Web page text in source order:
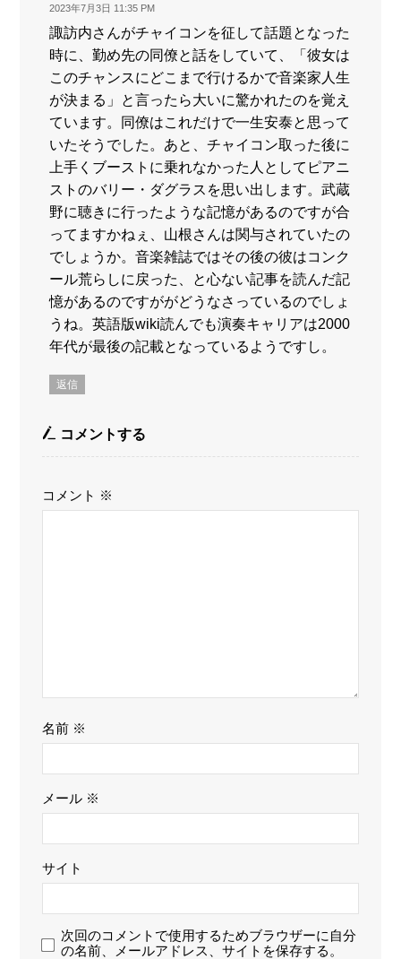
2023年7月3日 11:35 PM
諏訪内さんがチャイコンを征して話題となった
時に、勤め先の同僚と話をしていて、「彼女は
このチャンスにどこまで行けるかで音楽家人生
が決まる」と言ったら大いに驚かれたのを覚え
ています。同僚はこれだけで一生安泰と思って
いたそうでした。あと、チャイコン取った後に
上手くブーストに乗れなかった人としてピアニ
ストのバリー・ダグラスを思い出します。武蔵
野に聴きに行ったような記憶があるのですが合
ってますかねぇ、山根さんは関与されていたの
でしょうか。音楽雑誌ではその後の彼はコンク
ール荒らしに戻った、と心ない記事を読んだ記
憶があるのですががどうなさっているのでしょ
うね。英語版wiki読んでも演奏キャリアは2000
年代が最後の記載となっているようですし。
返信
コメントする
コメント ※
名前 ※
メール ※
サイト
次回のコメントで使用するためブラウザーに自分
の名前、メールアドレス、サイトを保存する。